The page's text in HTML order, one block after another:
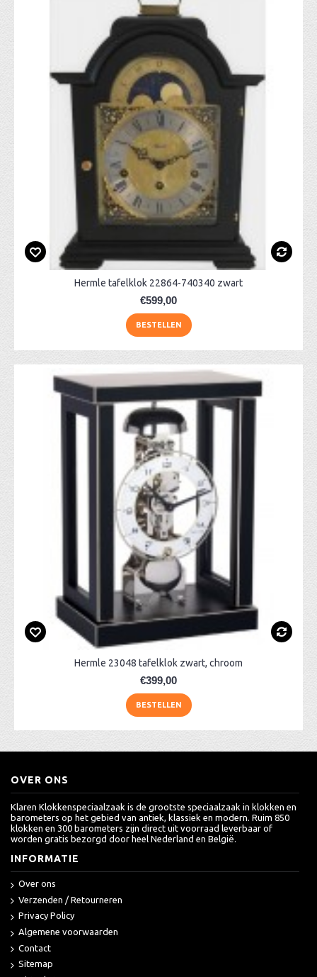
Hermle tafelklok 22864-740340 zwart
€599,00
BESTELLEN
Hermle 23048 tafelklok zwart, chroom
€399,00
BESTELLEN
OVER ONS
Klaren Klokkenspeciaalzaak is de grootste speciaalzaak in klokken en
barometers op het gebied van antiek, klassiek en modern. Ruim 850
klokken en 300 barometers zijn direct uit voorraad leverbaar of
worden gratis bezorgd door heel Nederland en België.
INFORMATIE
Over ons
Verzenden / Retourneren
Privacy Policy
Algemene voorwaarden
Contact
Sitemap